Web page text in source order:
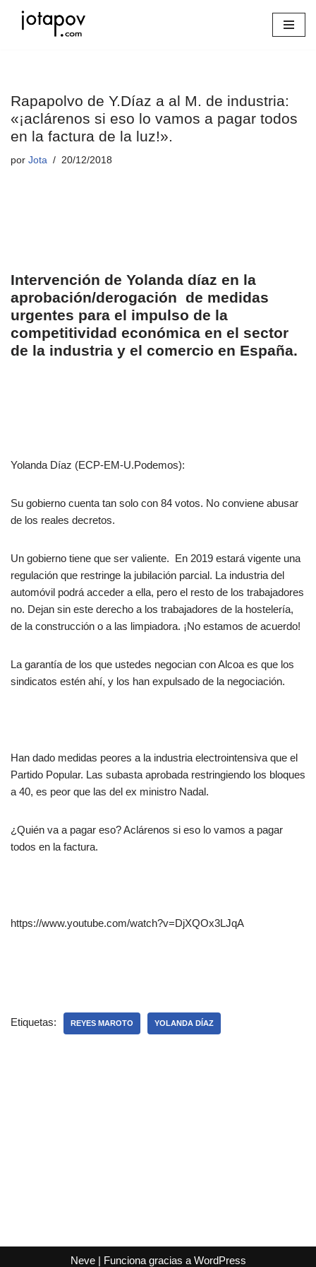
Rapapolvo de Y.Díaz a al M. de industria:
«¡aclárenos si eso lo vamos a pagar todos
en la factura de la luz!».
por Jota 20/12/2018
Intervención de Yolanda díaz en la
aprobación/derogación de medidas
urgentes para el impulso de la
competitividad económica en el sector
de la industria y el comercio en España.
Yolanda Díaz (ECP-EM-U.Podemos):
Su gobierno cuenta tan solo con 84 votos. No conviene abusar
de los reales decretos.
Un gobierno tiene que ser valiente. En 2019 estará vigente una
regulación que restringe la jubilación parcial. La industria del
automóvil podrá acceder a ella, pero el resto de los trabajadores
no. Dejan sin este derecho a los trabajadores de la hostelería,
de la construcción o a las limpiadora. ¡No estamos de acuerdo!
La garantía de los que ustedes negocian con Alcoa es que los
sindicatos estén ahí, y los han expulsado de la negociación.
Han dado medidas peores a la industria electrointensiva que el
Partido Popular. Las subasta aprobada restringiendo los bloques
a 40, es peor que las del ex ministro Nadal.
¿Quién va a pagar eso? Aclárenos si eso lo vamos a pagar
todos en la factura.
https://www.youtube.com/watch?v=DjXQOx3LJqA
Etiquetas: REYES MAROTO YOLANDA DÍAZ
Neve| Funciona gracias a WordPress